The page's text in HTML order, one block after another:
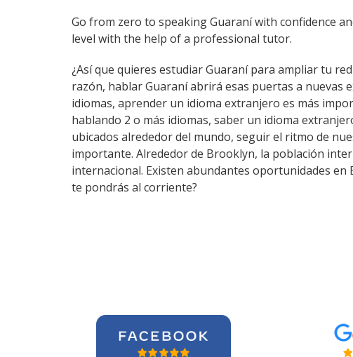
Go from zero to speaking Guaraní with confidence
level with the help of a professional tutor.
¿Así que quieres estudiar Guaraní para ampliar tu
razón, hablar Guaraní abrirá esas puertas a nuevas
idiomas, aprender un idioma extranjero es más
hablando 2 o más idiomas, saber un idioma
ubicados alrededor del mundo, seguir el ritmo de
importante. Alrededor de Brooklyn, la población
internacional. Existen abundantes oportunidades
te pondrás al corriente?